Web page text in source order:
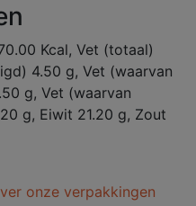
Kcal, Vet (totaal)
4.50 g, Vet (waarvan
g, Vet (waarvan
g, Eiwit 21.20 g, Zout
onze verpakkingen